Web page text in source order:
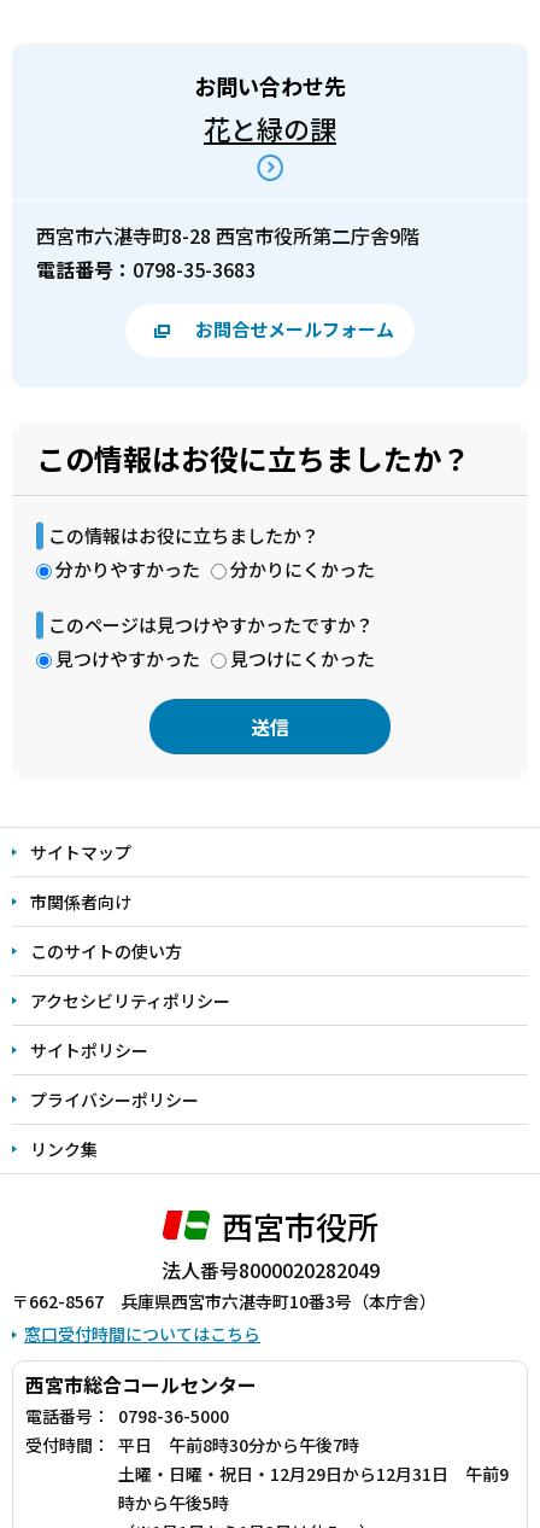
お問い合わせ先
花と緑の課
西宮市六湛寺町8-28 西宮市役所第二庁舎9階
電話番号： 0798-35-3683
お問合せメールフォーム
この情報はお役に立ちましたか？
この情報はお役に立ちましたか？
分かりやすかった
分かりにくかった
このページは見つけやすかったですか？
見つけやすかった
見つけにくかった
文
こ
こ
ま
で
サイトマップ
市関係者向け
このサイトの使い方
アクセシビリティポリシー
サイトポリシー
プライバシーポリシー
リンク集
西宮市役所
法人番号8000020282049
〒662-8567 兵庫県西宮市六湛寺町10番3号（本庁舎）
窓口受付時間についてはこちら
西宮市総合コールセンター
電話番号：
0798-36-5000
受付時間：
平日 午前8時30分から午後7時
土曜・日曜・祝日・12月29日から12月31日 午前9
時から午後5時